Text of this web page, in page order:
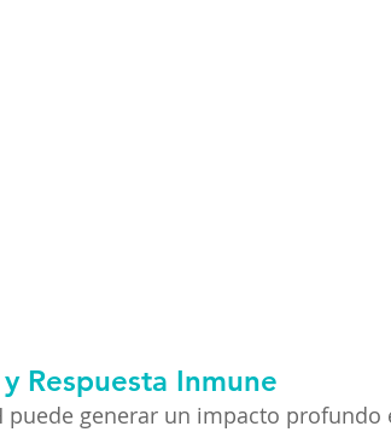
Respuesta Inmune
puede generar un impacto